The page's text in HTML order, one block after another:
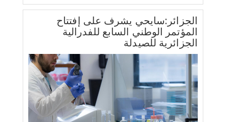
الجزائر:سايحي يشرف على إفتتاح
المؤتمر الوطني السابع للفدرالية
الجزائرية للصيدلة